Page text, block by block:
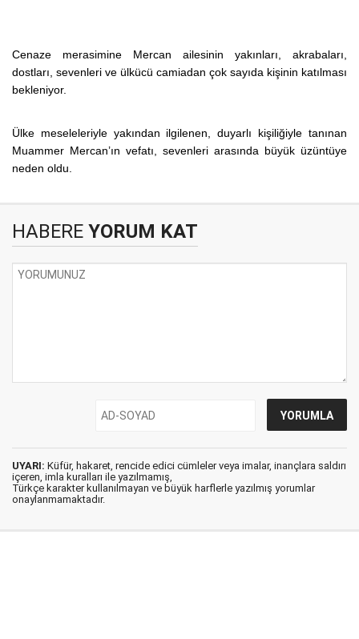
Cenaze merasimine Mercan ailesinin yakınları, akrabaları,
dostları, sevenleri ve ülkücü camiadan çok sayıda kişinin katılması
bekleniyor.
Ülke meseleleriyle yakından ilgilenen, duyarlı kişiliğiyle tanınan
Muammer Mercan’ın vefatı, sevenleri arasında büyük üzüntüye
neden oldu.
HABERE YORUM KAT
UYARI: Küfür, hakaret, rencide edici cümleler veya imalar, inançlara saldırı
içeren, imla kuralları ile yazılmamış,
Türkçe karakter kullanılmayan ve büyük harflerle yazılmış yorumlar
onaylanmamaktadır.